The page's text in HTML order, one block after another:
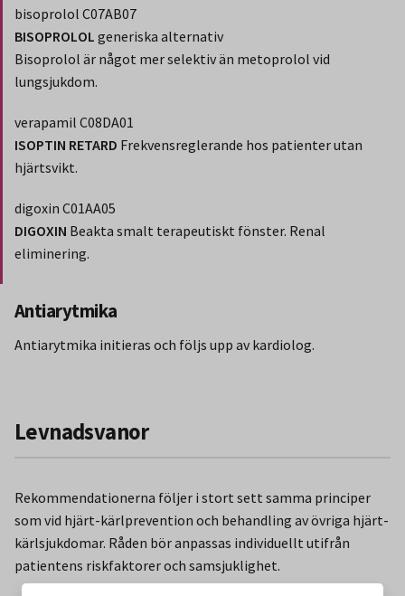
bisoprolol C07AB07
BISOPROLOL generiska alternativ
Bisoprolol är något mer selektiv än metoprolol vid
lungsjukdom.
verapamil C08DA01
ISOPTIN RETARD Frekvensreglerande hos patienter utan
hjärtsvikt.
digoxin C01AA05
DIGOXIN Beakta smalt terapeutiskt fönster. Renal
eliminering.
Antiarytmika
Antiarytmika initieras och följs upp av kardiolog.
Levnadsvanor
Rekommendationerna följer i stort sett samma principer
som vid hjärt-kärlprevention och behandling av övriga hjärt-
kärlsjukdomar. Råden bör anpassas individuellt utifrån
patientens riskfaktorer och samsjuklighet.